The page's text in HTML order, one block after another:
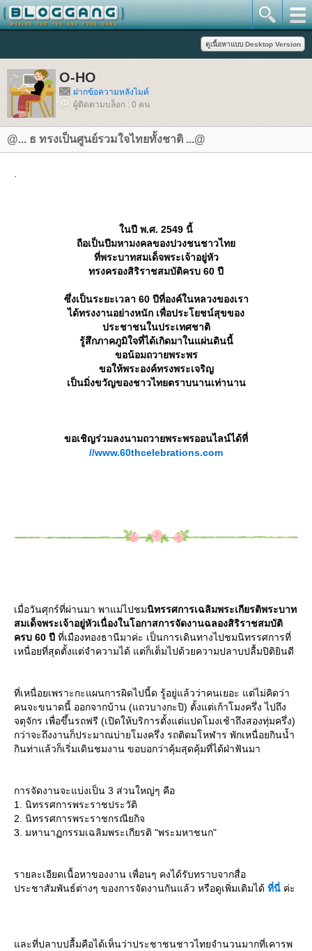
O-HO
ฝากข้อความหลังไมค์
ผู้ติดตามบล็อก : 0 คน
@... ธ ทรงเป็นศูนย์รวมใจไทยทั้งชาติ ...@
นปี พ.ศ. 2549 นี้
ถือเป็นปีมหามงคลของปวงชนชาวไท
ที่พระบาทสมเด็จพระเจ้าอยู่หัว
ทรงครองสิริราชสมบัติครบ 60 ปี
ซึ่งเป็นระยะเวลา 60 ปีที่องค์ในหลวงของเรา
ได้ทรงงานอย่างหนัก เพื่อประโยชน์สุขของ
ประชาชนในประเทศชาติ
รู้สึกภาคภูมิใจที่ได้เกิดมาในแผ่นดินนี้
ขอน้อมถวายพระพร
ขอให้พระองค์ทรงพระเจริญ
เป็นมิ่งขวัญของชาวไทยตราบนานเท่านาน
ขอเชิญร่วมลงนามถวายพระพรออนไลน์ได้ที่
//www.60thcelebrations.com
เมื่อวันศุกร์ที่ผ่านมา พาแม่ไปชมนิทรรศการเฉลิมพระเกียรติพระบาท
สมเด็จพระเจ้าอยู่หัวเนื่องในโอกาสการจัดงานฉลองสิริราชสมบัติ
ครบ 60 ปี ที่เมืองทองธานีมาค่ะ เป็นการเดินทางไปชมนิทรรศการที่
เหนื่อยที่สุดตั้งแต่จำความได้ แต่ก็เต็มไปด้วยความปลาบปลื้มปิติยินดี
ที่เหนื่อยเพราะกะแผนการผิดไปนี้ด รู้อยู่แล้วว่าคนเยอะ แต่ไม่คิดว่า
คนจะขนาดนี้ ออกจากบ้าน (แถวบางกะปิ) ตั้งแต่เก้าโมงครึ่ง ไปถึง
จตุจักร เพื่อขึ้นรถฟรี (เปิดให้บริการตั้งแต่แปดโมงเช้าถึงสองทุ่มครึ่ง)
กว่าจะถึงงานก็ประมาณบ่ายโมงครึ่ง รถติดมโหฬาร พักเหนื่อยกินน้ำ
กินท่าแล้วก็เริ่มเดินชมงาน ขอบอกว่าคุ้มสุดคุ้มที่ได้ฝ่าฟันมา
การจัดงานจะแบ่งเป็น 3 ส่วนใหญ่ๆ คือ
1. นิทรรศการพระราชประวัติ
2. นิทรรศการพระราชกรณียกิจ
3. มหานาฏกรรมเฉลิมพระเกียรติ "พระมหาชนก"
รายละเอียดเนื้อหาของงาน เพื่อนๆ คงได้รับทราบจากสื่อ
ประชาสัมพันธ์ต่างๆ ของการจัดงานกันแล้ว หรือดูเพิ่มเติมได้ ที่นี่ ค่ะ
ละที่ปลาบปลื้มคือได้เห็นว่าประชาชนชาวไทยจำนวนมากที่เคารพ